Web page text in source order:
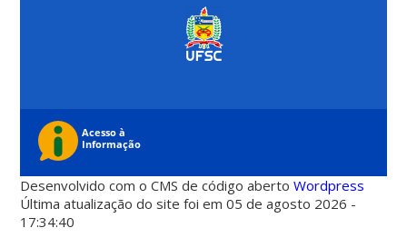
Desenvolvido com o CMS de código abertoWordpress
Última atualização do site foi em 05 de agosto 2026 -
17:34:40